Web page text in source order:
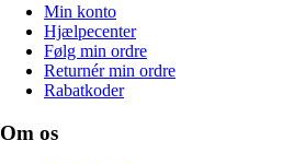
Min konto
Hjælpecenter
Følg min ordre
Returnér min ordre
Rabatkoder
Om os